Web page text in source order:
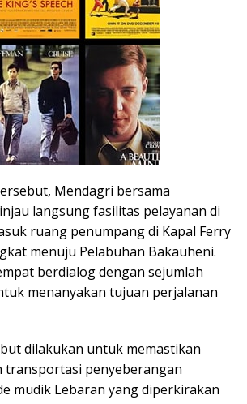
Mendagri bersama
langsung fasilitas pelayanan di
ruang penumpang di Kapal Ferry
menuju Pelabuhan Bakauheni.
berdialog dengan sejumlah
menanyakan tujuan perjalanan
dilakukan untuk memastikan
transportasi penyeberangan
mudik Lebaran yang diperkirakan